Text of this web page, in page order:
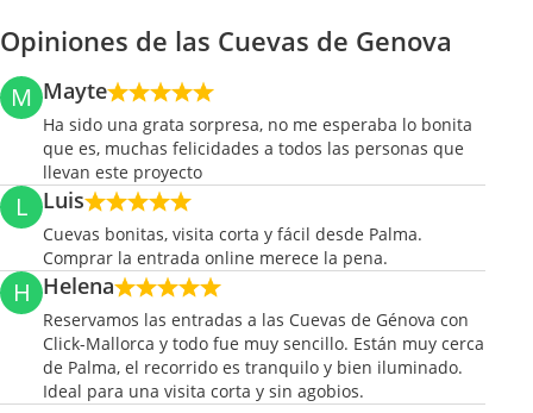
Opiniones de las Cuevas de Genova
M Mayte
Ha sido una grata sorpresa, no me esperaba lo bonita
que es, muchas felicidades a todos las personas que
llevan este proyecto
L Luis
Cuevas bonitas, visita corta y fácil desde Palma.
Comprar la entrada online merece la pena.
H Helena
Reservamos las entradas a las Cuevas de Génova con
Click-Mallorca y todo fue muy sencillo. Están muy cerca
de Palma, el recorrido es tranquilo y bien iluminado.
Ideal para una visita corta y sin agobios.